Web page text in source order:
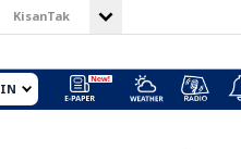
KisanTak
IN